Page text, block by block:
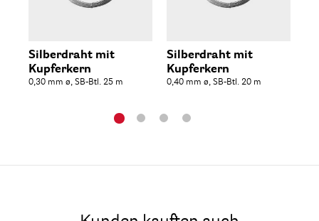
Silberdraht mit
Kupferkern
0,30 mm ø, SB-Btl. 25 m
Silberdraht mit
Kupferkern
0,40 mm ø, SB-Btl. 20 m